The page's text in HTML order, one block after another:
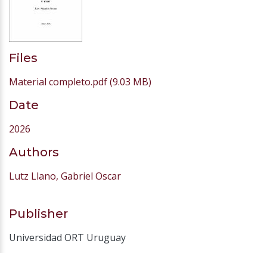
Files
Material completo.pdf(9.03 MB)
Date
2026
Authors
Lutz Llano, Gabriel Oscar
Publisher
Universidad ORT Uruguay